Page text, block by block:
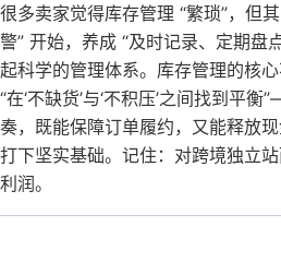
很多卖家觉得库存管理 “繁琐”，但
警” 开始，养成 “及时记录、定期盘
起科学的管理体系。库存管理的核
“在‘不缺货’与‘不积压’之间找到平
奏，既能保障订单履约，又能释放
打下坚实基础。记住：对跨境独立
利润。